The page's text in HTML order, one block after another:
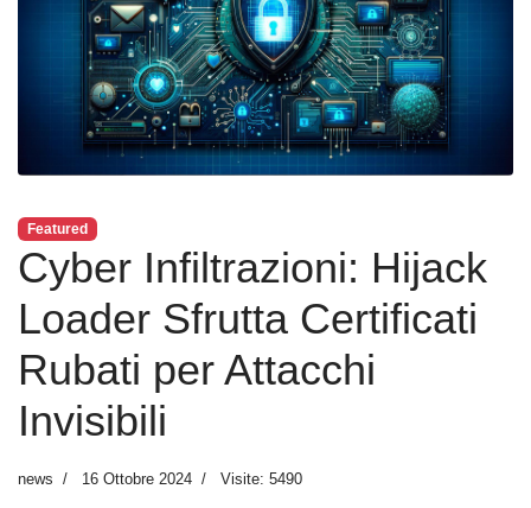
Featured
Cyber Infiltrazioni: Hijack
Loader Sfrutta Certificati
Rubati per Attacchi
Invisibili
news 16 Ottobre 2024 Visite: 5490